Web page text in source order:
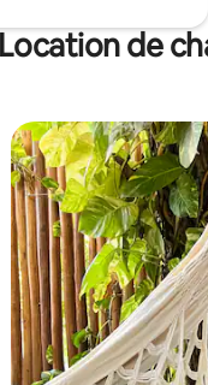
Location de